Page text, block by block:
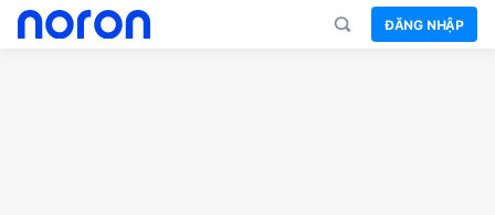
ĐĂNG NHẬP